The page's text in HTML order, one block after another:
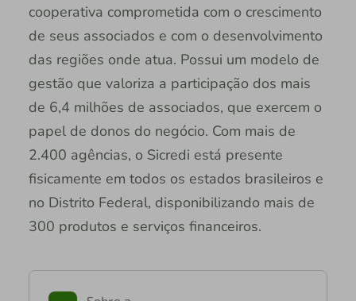
cooperativa comprometida com o crescimento
de seus associados e com o desenvolvimento
das regiões onde atua. Possui um modelo de
gestão que valoriza a participação dos mais
de 6,4 milhões de associados, que exercem o
papel de donos do negócio. Com mais de
2.400 agências, o Sicredi está presente
fisicamente em todos os estados brasileiros e
no Distrito Federal, disponibilizando mais de
300 produtos e serviços financeiros.